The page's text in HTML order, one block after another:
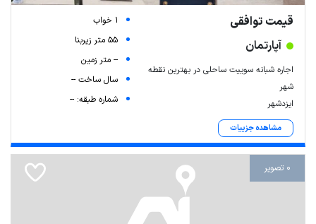
قیمت توافقی
آپارتمان
اجاره شبانه سوییت ساحلی در بهترین نقطه
شهر
ایزدشهر
مشاهده جزییات
1 خواب
55 متر زیربنا
-- متر زمین
سال ساخت --
شماره طبقه: --
0 تصویر